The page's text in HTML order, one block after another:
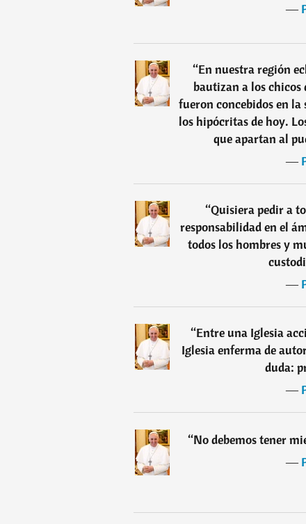
―
“En nuestra región
bautizan a los chicos
fueron concebidos en
los hipócritas de hoy.
que apartan al
―
“Quisiera pedir a
responsabilidad en el
todos los hombres y
―
“Entre una Iglesia
Iglesia enferma de
duda:
―
“No debemos tener
―